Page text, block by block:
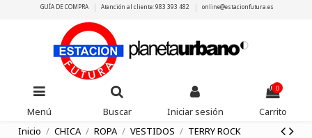
GUÍA DE COMPRA Atención al cliente: 983 393 482 online@estacionfutura.es
Menú Buscar Iniciar sesión
0
Carrito
Inicio
CHICA ROPA VESTIDOS TERRY ROCK